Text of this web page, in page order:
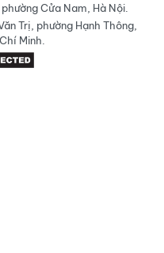
Cửa Nam, Hà Nội.
Trị, phường Hạnh Thông,
Minh.